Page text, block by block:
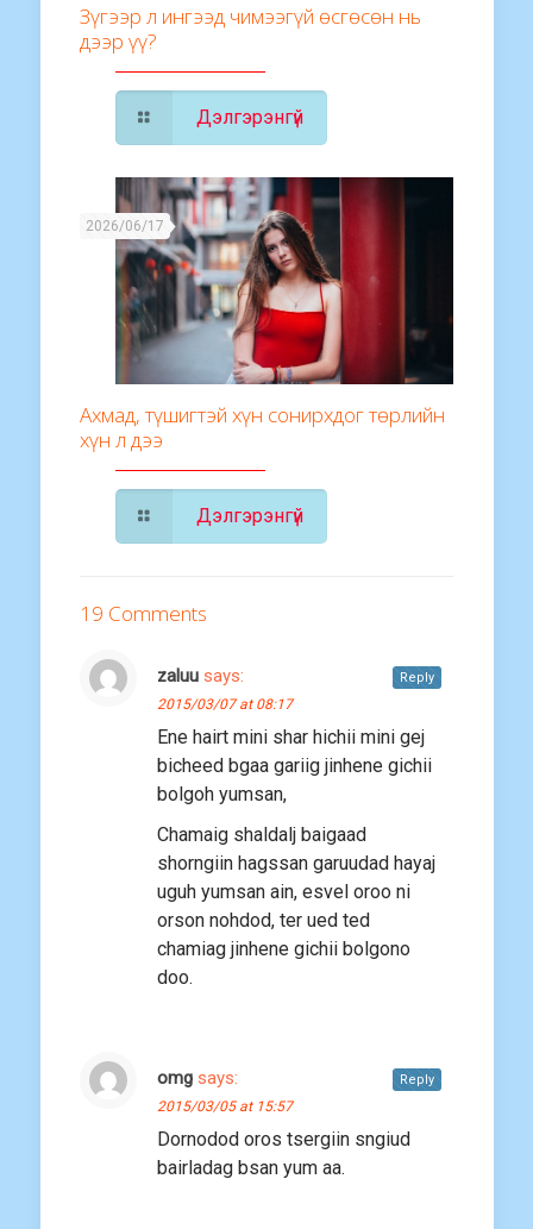
Зүгээр л ингээд чимээгүй өсгөсөн нь
дээр үү?
Дэлгэрэнгүй
2026/06/17
Ахмад, түшигтэй хүн сонирхдог төрлийн
хүн л дээ
Дэлгэрэнгүй
19 Comments
zaluu says:
2015/03/07 at 08:17
Ene hairt mini shar hichii mini gej
bicheed bgaa gariig jinhene gichii
bolgoh yumsan,
Chamaig shaldalj baigaad
shorngiin hagssan garuudad hayaj
uguh yumsan ain, esvel oroo ni
orson nohdod, ter ued ted
chamiag jinhene gichii bolgono
doo.
Reply
omg says:
2015/03/05 at 15:57
Dornodod oros tsergiin sngiud
bairladag bsan yum aa.
Reply